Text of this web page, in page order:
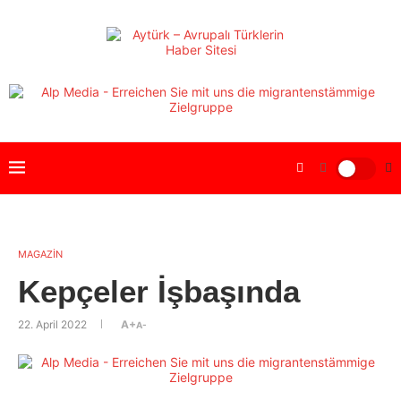
MAGAZİN
Kepçeler İşbaşında
22. April 2022 A+A-